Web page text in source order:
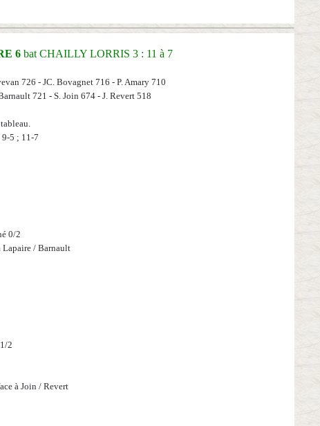
6 bat CHAILLY LORRIS 3 : 11 à 7
726 - JC. Bovagnet 716 - P. Amary 710
721 - S. Join 674 - J. Revert 518
5 ; 11-7
0/2
Lapaire / Barnault
2
à Join / Revert